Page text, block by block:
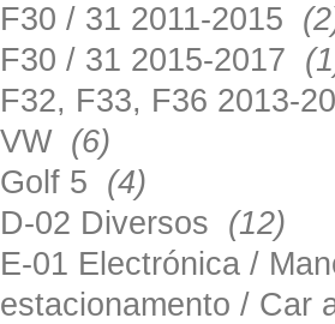
F30 / 31 2011-2015
F30 / 31 2015-2017
F32, F33, F36 2013-
VW (6)
Golf 5 (4)
D-02 Diversos (12)
E-01 Electrónica /
estacionamento /